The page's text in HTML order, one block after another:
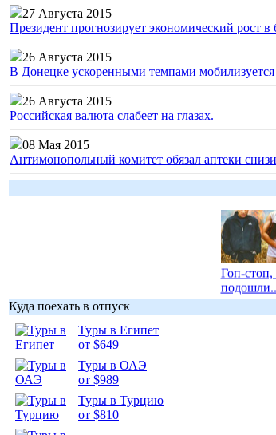
27 Августа 2015
Президент прогнозирует экономический рост
26 Августа 2015
В Донецке ускоренными темпами
26 Августа 2015
Российская валюта слабеет на глазах.
08 Мая 2015
Антимонопольный комитет обязал аптеки
Гоп-
Куда поехать в отпуск
Туры в Египет
от $649
Туры в ОАЭ
от $989
Туры в Турцию
от $810